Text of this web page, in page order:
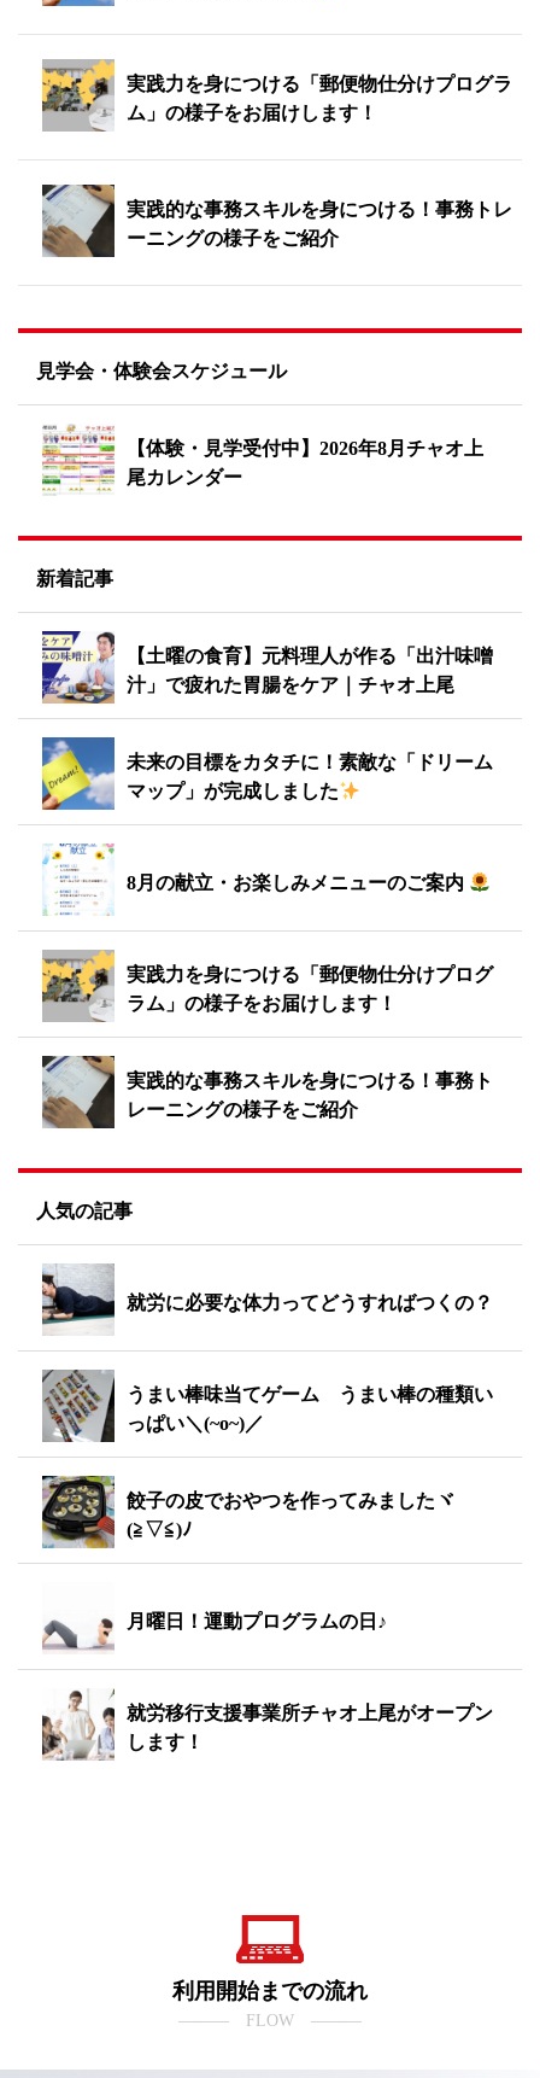
実践力を身につける「郵便物仕分けプログラ
ム」の様子をお届けします！
実践的な事務スキルを身につける！事務トレ
ーニングの様子をご紹介
見学会・体験会スケジュール
【体験・見学受付中】2026年8月チャオ上
尾カレンダー
新着記事
【土曜の食育】元料理人が作る「出汁味噌
汁」で疲れた胃腸をケア｜チャオ上尾
未来の目標をカタチに！素敵な「ドリーム
マップ」が完成しました
8月の献立・お楽しみメニューのご案内
実践力を身につける「郵便物仕分けプログ
ラム」の様子をお届けします！
実践的な事務スキルを身につける！事務ト
レーニングの様子をご紹介
人気の記事
就労に必要な体力ってどうすればつくの？
うまい棒味当てゲーム うまい棒の種類い
っぱい＼(~o~)／
餃子の皮でおやつを作ってみましたヾ
(≧▽≦)ﾉ
月曜日！運動プログラムの日♪
就労移行支援事業所チャオ上尾がオープン
します！
利用開始までの流れ
――― FLOW ―――